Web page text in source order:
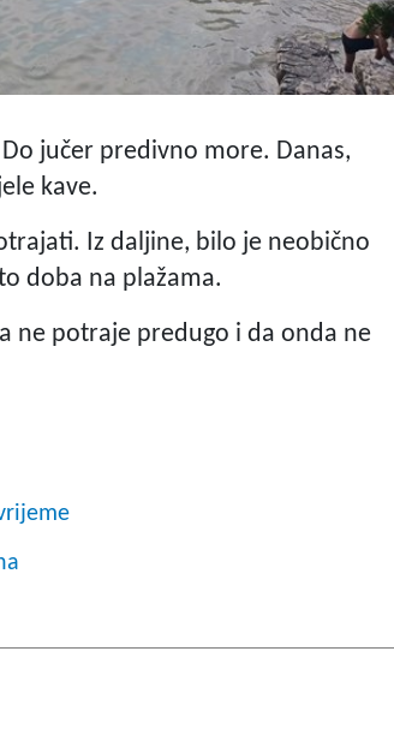
jučer predivno more. Danas,
kave.
Iz daljine, bilo je neobično
doba na plažama.
ne potraje predugo i da onda ne